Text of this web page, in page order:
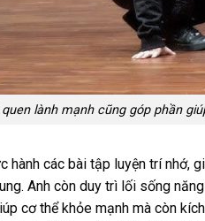
lành mạnh cũng góp phần
hành các bài tập luyện trí nhớ,
Anh còn duy trì lối sống
cơ thể khỏe mạnh mà còn